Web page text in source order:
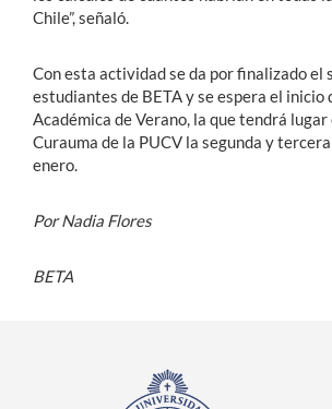
Chile”, señaló.
Con esta actividad se da por finalizado el
estudiantes de BETA y se espera el inicio
Académica de Verano, la que tendrá lugar
Curauma de la PUCV la segunda y
enero.
Por Nadia Flores
BETA